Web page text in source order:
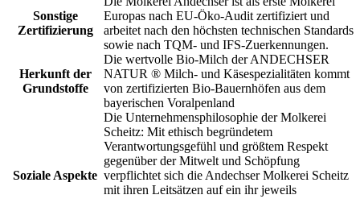
Sonstige
Zertifizierung
Europas nach EU-Öko-Audit zertifiziert und
arbeitet nach den höchsten technischen Standards
sowie nach TQM- und IFS-Zuerkennungen.
Herkunft der
Grundstoffe
Die wertvolle Bio-Milch der ANDECHSER
NATUR ® Milch- und Käsespezialitäten kommt
von zertifizierten Bio-Bauernhöfen aus dem
bayerischen Voralpenland
Soziale Aspekte
Die Unternehmensphilosophie der Molkerei
Scheitz: Mit ethisch begründetem
Verantwortungsgefühl und größtem Respekt
gegenüber der Mitwelt und Schöpfung
verpflichtet sich die Andechser Molkerei Scheitz
mit ihren Leitsätzen auf ein ihr jeweils